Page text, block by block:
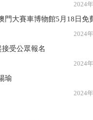
5月2
門大賽車博物館5月18日免
5月2
受公眾報名
5月2
瑜
5月2